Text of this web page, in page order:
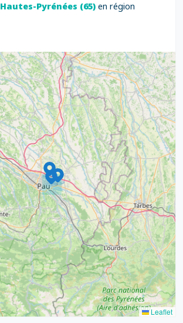
Hautes-Pyrénées (65) en région
2
3
12
4
7
16
Leaflet